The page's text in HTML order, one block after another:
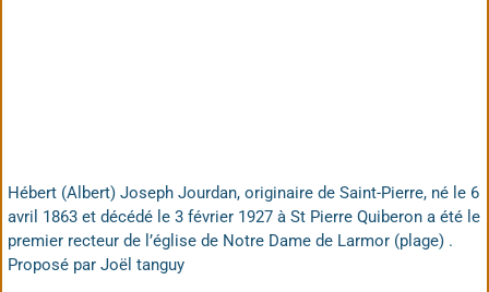
Hébert (Albert) Joseph Jourdan, originaire de Saint-Pierre, né le 6
avril 1863 et décédé le 3 février 1927 à St Pierre Quiberon a été le
premier recteur de l’église de Notre Dame de Larmor (plage) .
Proposé par Joël tanguy